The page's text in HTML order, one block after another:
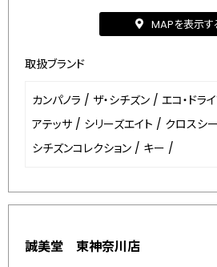
MAPを表示す
取扱ブランド
カンパノラ / ザ・シチズン / エコ・ドラ
アテッサ / シリーズエイト / クロスシー
シチズンコレクション / キー /
誠美堂 東神奈川店